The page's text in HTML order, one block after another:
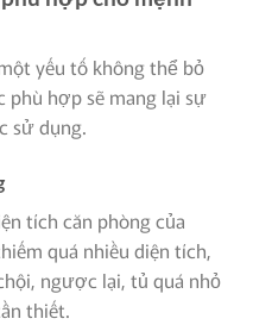
yếu tố không thể bỏ
hợp sẽ mang lại sự
sử dụng.
tích căn phòng của
quá nhiều diện tích,
ngược lại, tủ quá nhỏ
thiết.